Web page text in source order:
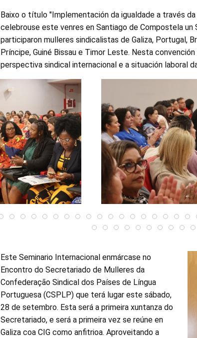
Baixo o título "Implementación da igualdade a través
celebrouse este venres en Santiago de Compostela un
participaron mulleres sindicalistas de Galiza, Portugal,
Príncipe, Guiné Bissau e Timor Leste. Nesta
perspectiva sindical internacional e a situación laboral
Este Seminario Internacional enmárcase no
Encontro do Secretariado de Mulleres da
Confederação Sindical dos Países de Língua
Portuguesa (CSPLP) que terá lugar este sábado,
28 de setembro. Esta será a primeira xuntanza do
Secretariado, e será a primeira vez se reúne en
Galiza coa CIG como anfitrioa. Aproveitando a